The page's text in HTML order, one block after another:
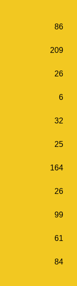
86
209
26
6
32
25
164
26
99
61
84